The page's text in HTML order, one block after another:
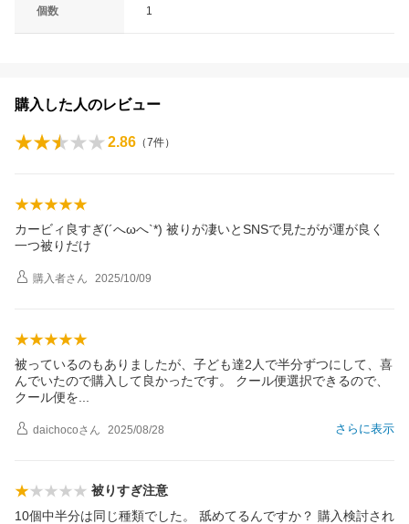
個数 1
購入した人のレビュー
2.86 （7件）
カービィ良すぎ(´へωへ`*) 被りが凄いとSNSで見たがが運が良く
一つ被りだけ
購入者さん 2025/10/09
被っているのもありましたが、子ども達2人で半分ずつにして、喜
んでいたので購入して良かったです。 クール便選択できるので、
クール便を
さらに表示
daichocoさん 2025/08/28
被りすぎ注意
10個中半分は同じ種類でした。 舐めてるんですか？ 購入検討され